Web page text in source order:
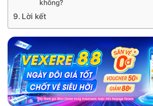
không?
Lời kết